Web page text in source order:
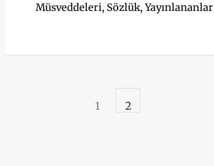
Müsveddeleri, Sözlük,Yayınlananlar
1 2